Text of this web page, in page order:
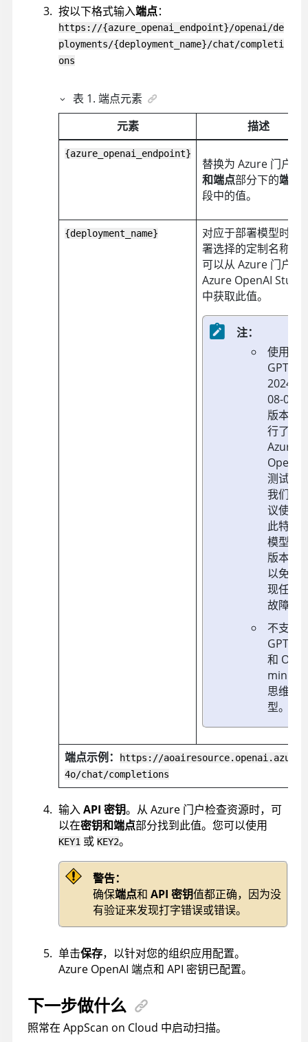
按以下格式输入端点：
https://{azure_openai_endpoint}/openai/de
ployments/{deployment_name}/chat/completi
ons
表 1.端点元素
元素
描述
{azure_openai_endpoint}
替换为 Azure 门户
和端点部分下的端点
段中的值。
{deployment_name}
对应于部署模型时为
署选择的定制名称。
可以从 Azure 门户的
Azure OpenAI Studio
中获取此值。
注：
使用
GPT-4o
2024-
08-06
版本进
行了
Azure
OpenAI
测试。
我们建
议使用
此特定
模型和
版本，
以免出
现任何
故障。
不支持
GPT-5
和 O4-
mini 等
思维模
型。
端点示例：
https://
4o/chat/completions
输入API 密钥。从 Azure 门户检查资源时，可
以在密钥和端点部分找到此值。您可以使用
KEY1 或 KEY2。
警告：
确保端点和 API 密钥值都正确，因为没
有验证来发现打字错误或错误。
单击保存，以针对您的组织应用配置。
Azure OpenAI 端点和 API 密钥已配置。
下一步做什么
照常在 AppScan on Cloud 中启动扫描。